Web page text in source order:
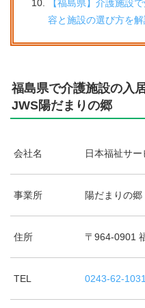
【福島県】介護施設
容と施設の選び方を解
福島県で介護施設の入
JWS陽だまりの郷
会社名 日本福祉サ
事業所 陽だまりの郷
住所 〒964-0901
TEL 0243-62-1031